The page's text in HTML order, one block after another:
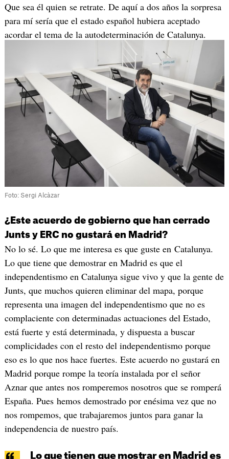
Que sea él quien se retrate. De aquí a dos años la sorpresa
para mí sería que el estado español hubiera aceptado
acordar el tema de la autodeterminación de Catalunya.
Foto: Sergi Alcàzar
¿Este acuerdo de gobierno que han cerrado
Junts y ERC no gustará en Madrid?
No lo sé. Lo que me interesa es que guste en Catalunya.
Lo que tiene que demostrar en Madrid es que el
independentismo en Catalunya sigue vivo y que la gente de
Junts, que muchos quieren eliminar del mapa, porque
representa una imagen del independentismo que no es
complaciente con determinadas actuaciones del Estado,
está fuerte y está determinada, y dispuesta a buscar
complicidades con el resto del independentismo porque
eso es lo que nos hace fuertes. Este acuerdo no gustará en
Madrid porque rompe la teoría instalada por el señor
Aznar que antes nos romperemos nosotros que se romperá
España. Pues hemos demostrado por enésima vez que no
nos rompemos, que trabajaremos juntos para ganar la
independencia de nuestro país.
Lo que tienen que mostrar en Madrid es